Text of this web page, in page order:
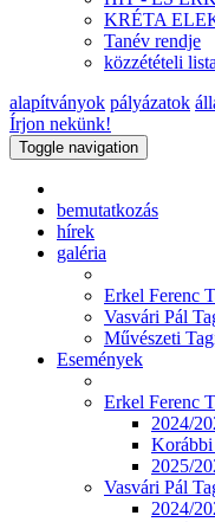
KRÉTA
Tanév rendje
közzétételi lista
alapítványok pályázatok
Írjon nekünk!
Toggle navigation
bemutatkozás
hírek
galéria
Erkel Ferenc
Vasvári Pál
Művészeti
Események
Erkel Ferenc
2024/
Korábbi
2025/
Vasvári Pál
2024/